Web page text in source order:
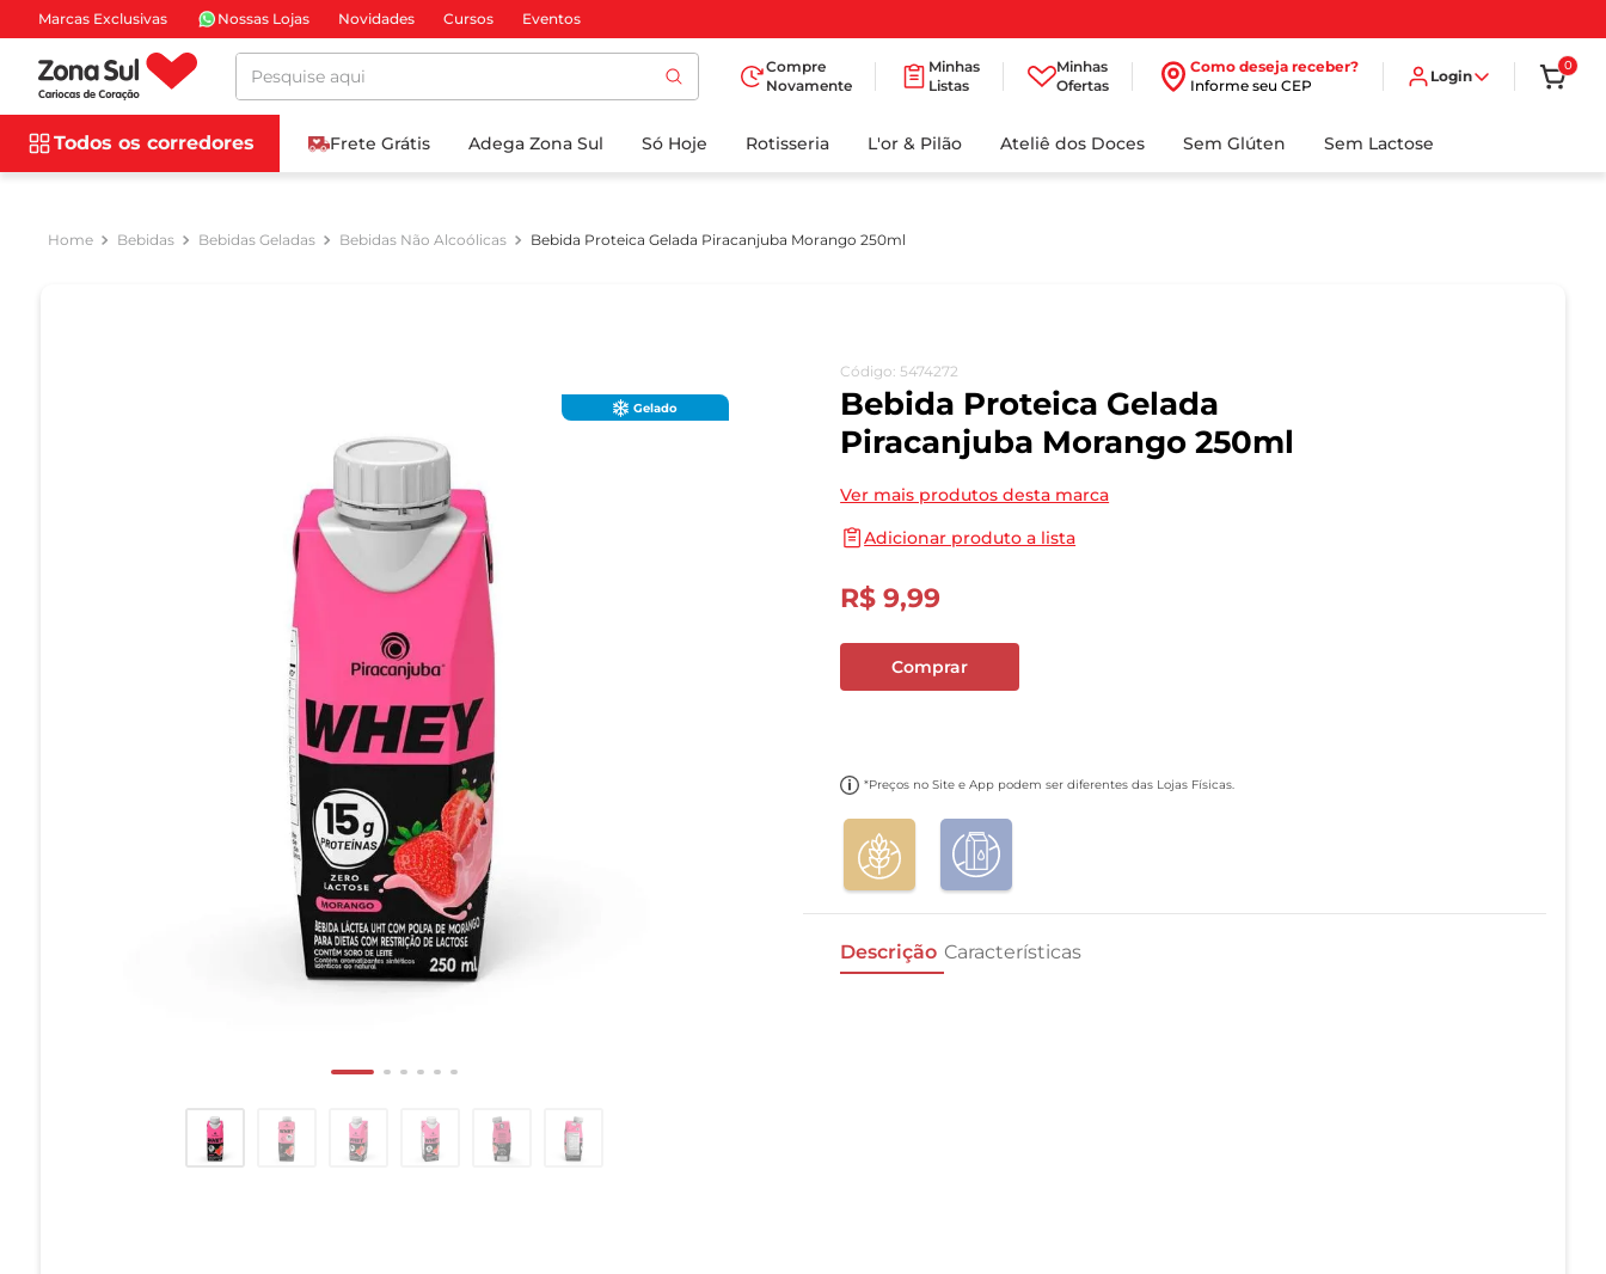
Marcas Exclusivas Nossas Lojas Novidades Cursos Eventos
Pesquise aqui
Compre
Novamente
Minhas
Listas
Minhas
Ofertas
Como deseja receber?
Informe seu CEP
Login
0
Todos os corredores Frete Grátis Adega Zona Sul Só Hoje Rotisseria L'or & Pilão Ateliê dos Doces Sem Glúten Sem Lactose
Bebidas Bebidas Geladas Bebidas Não Alcoólicas Bebida Proteica Gelada Piracanjuba Morango 250ml
Gelado
Código: 5474272
Bebida Proteica Gelada
Piracanjuba Morango 250ml
Ver mais produtos desta marca
Adicionar produto a lista
R$ 9,99
Comprar
*Preços no Site e App podem ser diferentes das Lojas Físicas.
Descrição Características
BUSCADOS
6